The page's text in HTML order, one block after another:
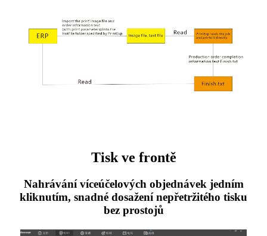
Tisk ve frontě
Nahrávání víceúčelových objednávek jedním
kliknutím, snadné dosažení nepřetržitého tisku
bez prostojů